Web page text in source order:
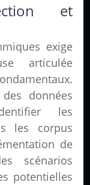
et
exige
articulée
données
les
les corpus
de
scénarios
potentielles